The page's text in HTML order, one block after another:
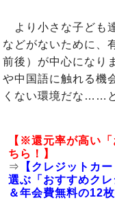
より小さな子ども
などがないために、
前後）が中心になり
や中国語に触れる機
くない環境だな……
【※還元率が高い
ちら！】
⇒
【クレジットカ
選ぶ「おすすめク
＆年会費無料の12